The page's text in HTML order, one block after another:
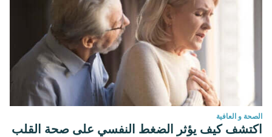
الصحة و العافية
اكتشف كيف يؤثر الضغط النفسي على صحة القلب